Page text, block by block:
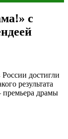
с
достигли
результата
премьера драмы